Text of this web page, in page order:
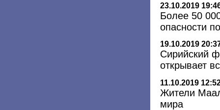
23.10.2019
Более 50
опасности
19.10.2019
Сирийский
открывает
11.10.2019
Жители
мира